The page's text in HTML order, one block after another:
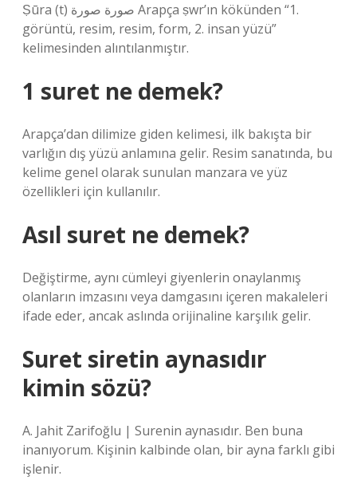
Ṣūra (t) صورة صورة Arapça ṣwr’ın kökünden “1.
görüntü, resim, resim, form, 2. insan yüzü”
kelimesinden alıntılanmıştır.
1 suret ne demek?
Arapça’dan dilimize giden kelimesi, ilk bakışta bir
varlığın dış yüzü anlamına gelir. Resim sanatında, bu
kelime genel olarak sunulan manzara ve yüz
özellikleri için kullanılır.
Asıl suret ne demek?
Değiştirme, aynı cümleyi giyenlerin onaylanmış
olanların imzasını veya damgasını içeren makaleleri
ifade eder, ancak aslında orijinaline karşılık gelir.
Suret siretin aynasıdır
kimin sözü?
A. Jahit Zarifoğlu | Surenin aynasıdır. Ben buna
inanıyorum. Kişinin kalbinde olan, bir ayna farklı gibi
işlenir.